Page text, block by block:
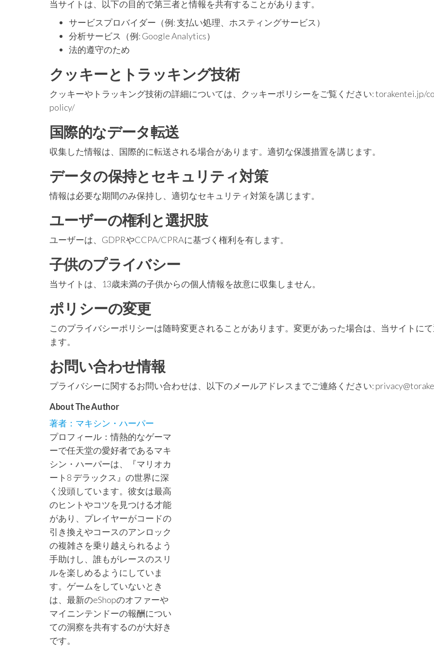
当サイトは、以下の目的で第三者と情報を共有することがあります。
サービスプロバイダー（例: 支払い処理、ホスティングサービス）
分析サービス（例: Google Analytics）
法的遵守のため
クッキーとトラッキング技術
クッキーやトラッキング技術の詳細については、クッキーポリシーをご覧ください: torakentei.jp/
policy/
国際的なデータ転送
収集した情報は、国際的に転送される場合があります。適切な保護措置を講じます。
データの保持とセキュリティ対策
情報は必要な期間のみ保持し、適切なセキュリティ対策を講じます。
ユーザーの権利と選択肢
ユーザーは、GDPRやCCPA/CPRAに基づく権利を有します。
子供のプライバシー
当サイトは、13歳未満の子供からの個人情報を故意に収集しません。
ポリシーの変更
このプライバシーポリシーは随時変更されることがあります。変更があった場合は、当サイトに
ます。
お問い合わせ情報
プライバシーに関するお問い合わせは、以下のメールアドレスまでご連絡ください:
About The Author
著者：マキシン・ハーパー
プロフィール：情熱的なゲーマ
ーで任天堂の愛好者であるマキ
シン・ハーパーは、『マリオカ
ート8 デラックス』の世界に深
く没頭しています。彼女は最高
のヒントやコツを見つける才能
があり、プレイヤーがコードの
引き換えやコースのアンロック
の複雑さを乗り越えられるよう
手助けし、誰もがレースのスリ
ルを楽しめるようにしていま
す。ゲームをしていないとき
は、最新のeShopのオファーや
マイニンテンドーの報酬につい
ての洞察を共有するのが大好き
です。